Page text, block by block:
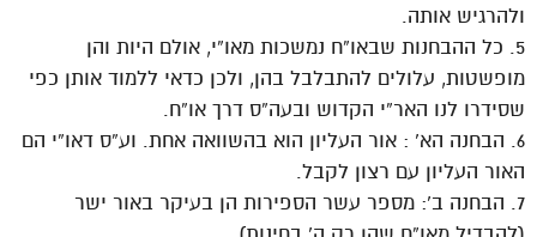
ולהרגיש אותה.
5. כל ההבחנות שבאו”ח נמשכות מאו”י, אולם היות והן
מופשטות, עלולים להתבלבל בהן, ולכן כדאי ללמוד אותן כפי
שסידרו לנו האר”י הקדוש ובעה”ס דרך או”ח.
6. הבחנה הא’ : אור העליון הוא בהשוואה אחת. וע”ס דאו”י הם
האור העליון עם רצון לקבל.
7. הבחנה ב’: מספר עשר הספירות הן בעיקר באור ישר